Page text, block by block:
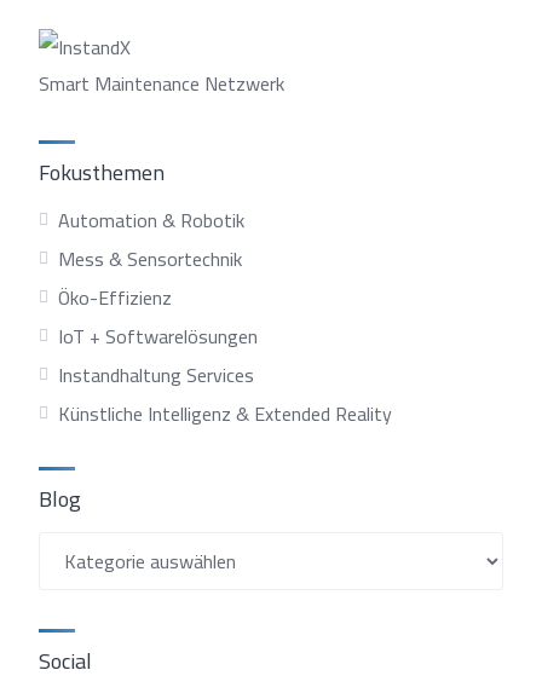
Smart Maintenance Netzwerk
Fokusthemen
Automation & Robotik
Mess & Sensortechnik
Öko-Effizienz
IoT + Softwarelösungen
Instandhaltung Services
Künstliche Intelligenz & Extended Reality
Blog
Blog
Social